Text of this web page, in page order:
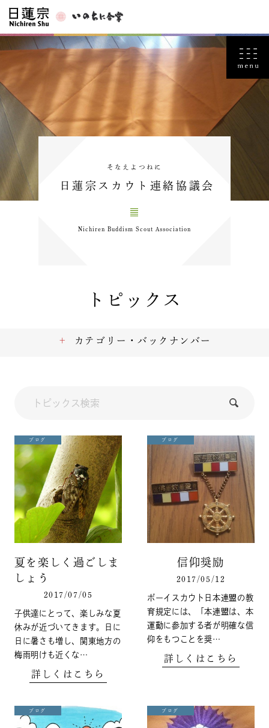
そなえよつねに
日蓮宗スカウト連絡協議会
Nichiren Buddism Scout Association
トピックス
ブログ
夏を楽しく過ごしま
しょう
2017/07/05
子供達にとって、楽しみな夏
休みが近づいてきます。日に
日に暑さも増し、関東地方の
梅雨明けも近くな…
詳しくはこちら
ブログ
信仰奨励
2017/05/12
ボーイスカウト日本連盟の教
育規定には、「本連盟は、本
運動に参加する者が明確な信
仰をもつことを奨…
詳しくはこちら
ブログ ブログ
カテゴリー・バックナンバー